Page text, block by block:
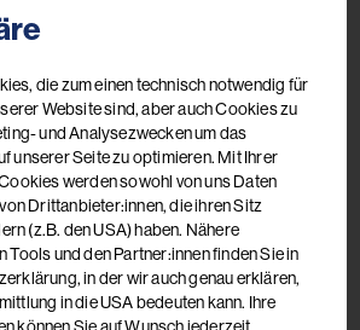
Hypnosystemisches Coaching
die zum einen technisch notwendig für
Website sind, aber auch Cookies zu
und Analysezwecken um das
unserer Seite zu optimieren. Mit Ihrer
werden sowohl von uns Daten
Drittanbieter:innen, die ihren Sitz
(z.B. den USA) haben. Nähere
Tools und den Partner:innen finden Sie in
in der wir auch genau erklären,
in die USA bedeuten kann. Ihre